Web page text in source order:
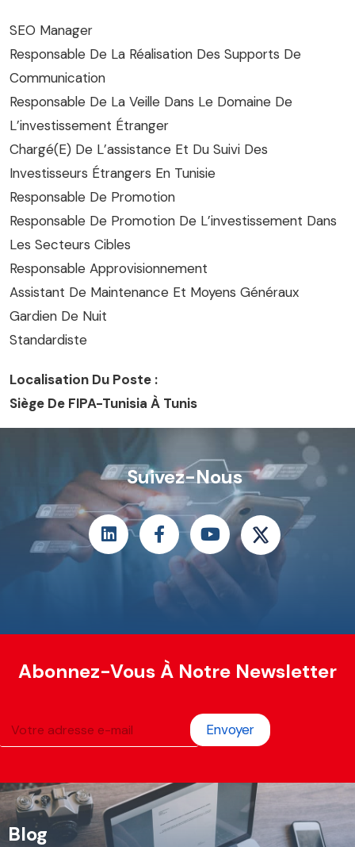
SEO Manager
Responsable De La Réalisation Des Supports De
Communication
Responsable De La Veille Dans Le Domaine De
L’investissement Étranger
Chargé(e) De L’assistance Et Du Suivi Des
Investisseurs Étrangers En Tunisie
Responsable De Promotion
Responsable De Promotion De L’investissement Dans
Les Secteurs Cibles
Responsable Approvisionnement
Assistant De Maintenance Et Moyens Généraux
Gardien De Nuit
Standardiste
Localisation Du Poste :
Siège De FIPA-Tunisia À Tunis
Suivez-Nous
Abonnez-Vous À Notre Newsletter
Envoyer
Blog